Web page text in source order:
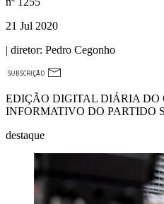
21 Jul 2020
| diretor: Pedro Cegonho
EDIÇÃO DIGITAL DIÁRIA DO
INFORMATIVO DO PARTIDO
destaque